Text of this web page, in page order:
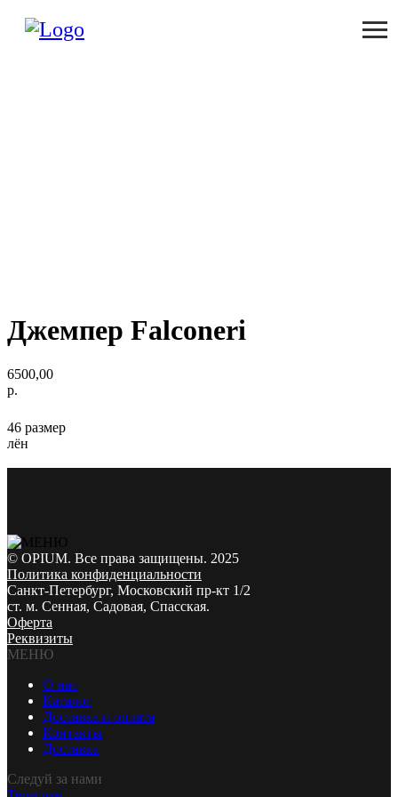
Джемпер Falconeri
6500,00
р.
46 размер
лён
© OPIUM. Все права защищены. 2025
Политика конфиденциальности
Санкт-Петербург, Московский пр-кт 1/2
ст. м. Сенная, Садовая, Спасская.
Оферта
Реквизиты
МЕНЮ
О нас
Каталог
Доставка и оплата
Контакты
Доставка
Следуй за нами